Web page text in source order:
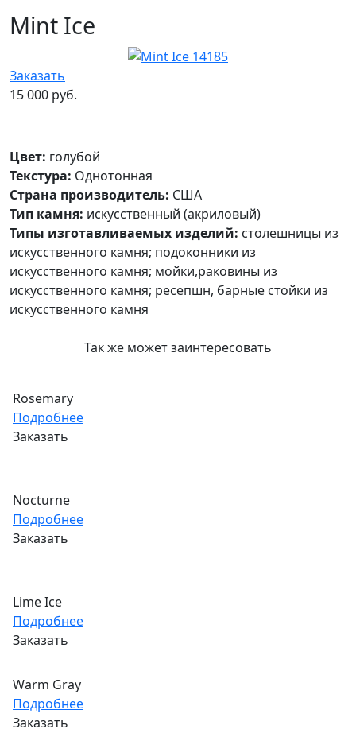
Mint Ice
Заказать
15 000 руб.
Цвет: голубой
Текстура: Однотонная
Страна производитель: США
Тип камня: искусственный (акриловый)
Типы изготавливаемых изделий: столешницы из
искусственного камня; подоконники из
искусственного камня; мойки,раковины из
искусственного камня; ресепшн, барные стойки из
искусственного камня
Так же может заинтересовать
Rosemary
Подробнее
Заказать
Nocturne
Подробнее
Заказать
Lime Ice
Подробнее
Заказать
Warm Gray
Подробнее
Заказать